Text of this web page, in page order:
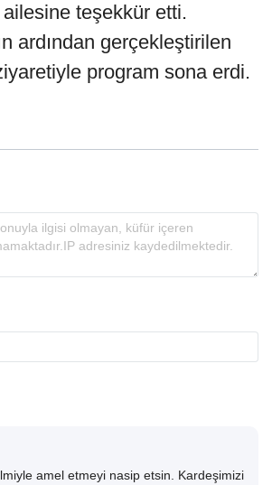
ailesine teşekkür etti.
ardından gerçekleştirilen
program sona erdi.
amel etmeyi nasip etsin. Kardeşimizi